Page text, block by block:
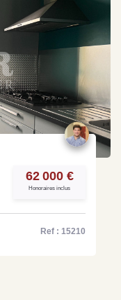
62 000 €
Honoraires inclus
Ref : 15210